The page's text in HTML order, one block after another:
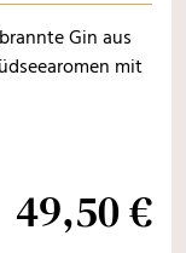
Gin aus
mit
49,50 €